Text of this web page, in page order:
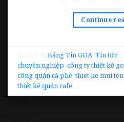
Continue
Posted inBảng Tin GOA ,Tin tức
chuyên nghiệp ,công ty thiết kế
công quán cà phê ,thiet ke mui
thiết kế quán cafe